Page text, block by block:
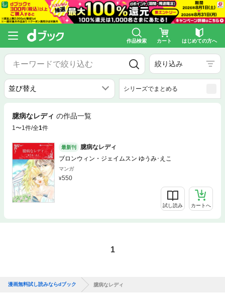
作品検索 カート はじめての方へ
絞り込み
シリーズでまとめる
臆病なレディ の作品一覧
1〜1件/全1件
最新刊
臆病なレディ
ブロンウィン・ジェイムスン ゆうみ･えこ
マンガ
550
試し読み カートへ
1
漫画無料試し読みならdブック 臆病なレディ